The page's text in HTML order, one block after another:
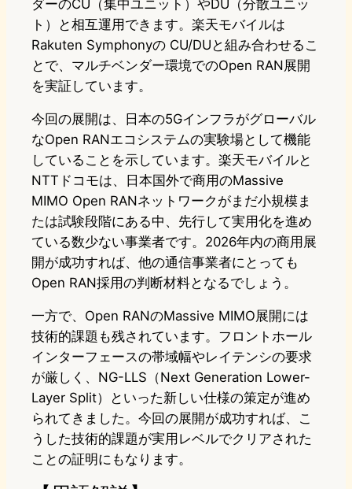
ダーのCU（集中ユニット）やDU（分散ユニッ
ト）と相互運用できます。楽天モバイルは
Rakuten Symphonyの CU/DUと組み合わせるこ
とで、マルチベンダー環境でのOpen RAN展開
を実証しています。
今回の展開は、日本の5Gインフラがグローバル
なOpen RANエコシステムの実験場として機能
していることを示しています。楽天モバイルと
NTTドコモは、日本国外で商用のMassive
MIMO Open RANネットワークがまだ小規模ま
たは試験段階にある中、先行して実用化を進め
ている数少ない事業者です。2026年内の商用展
開が成功すれば、他の通信事業者にとっても
Open RAN採用の判断材料となるでしょう。
一方で、Open RANのMassive MIMO展開には
技術的課題も残されています。フロントホール
インターフェースの帯域幅やレイテンシの要求
が厳しく、NG-LLS（Next Generation Lower-
Layer Split）といった新しい仕様の策定が進め
られてきました。今回の展開が成功すれば、こ
うした技術的課題が実用レベルでクリアされた
ことの証明にもなります。